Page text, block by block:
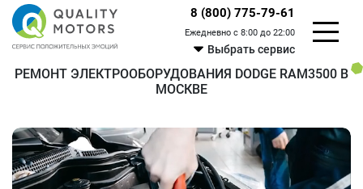
8 (800) 775-79-61
Ежедневно с 8:00 до 22:00
Выбрать сервис
РЕМОНТ ЭЛЕКТРООБОРУДОВАНИЯ DODGE RAM3500 В
МОСКВЕ